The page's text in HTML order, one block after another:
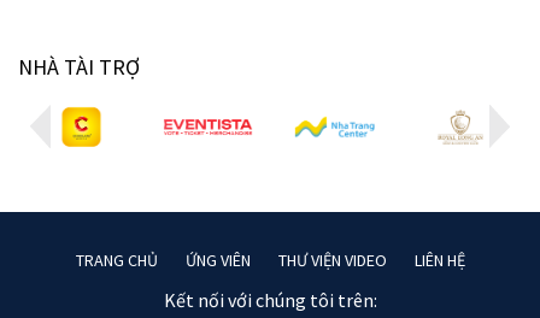
NHÀ TÀI TRỢ
TRANG CHỦ ỨNG VIÊN THƯ VIỆN VIDEO LIÊN HỆ
Kết nối với chúng tôi trên: